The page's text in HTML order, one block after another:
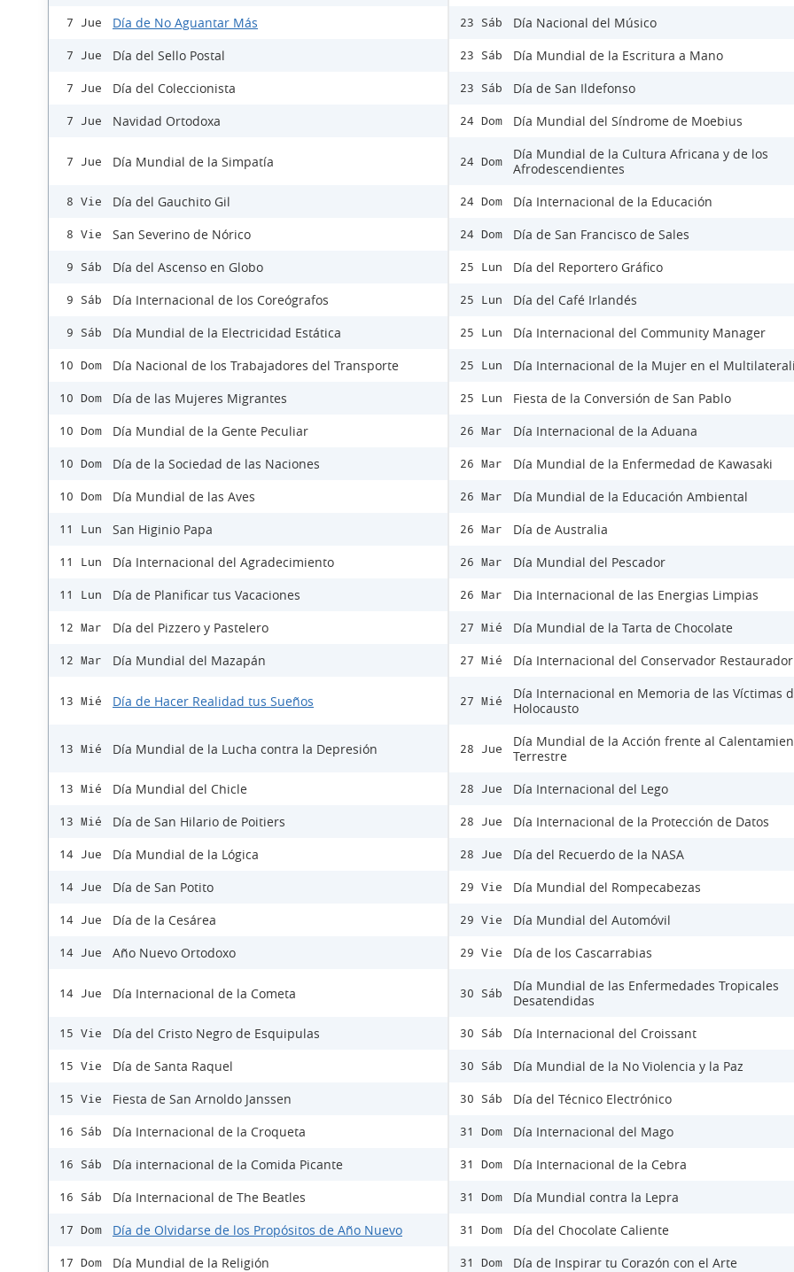
7 Jue Día de No Aguantar Más
7 Jue Día del Sello Postal
7 Jue Día del Coleccionista
7 Jue Navidad Ortodoxa
7 Jue Día Mundial de la Simpatía
8 Vie Día del Gauchito Gil
8 Vie San Severino de Nórico
9 Sáb Día del Ascenso en Globo
9 Sáb Día Internacional de los Coreógrafos
9 Sáb Día Mundial de la Electricidad Estática
10 Dom Día Nacional de los Trabajadores del Transporte
10 Dom Día de las Mujeres Migrantes
10 Dom Día Mundial de la Gente Peculiar
10 Dom Día de la Sociedad de las Naciones
10 Dom Día Mundial de las Aves
11 Lun San Higinio Papa
11 Lun Día Internacional del Agradecimiento
11 Lun Día de Planificar tus Vacaciones
12 Mar Día del Pizzero y Pastelero
12 Mar Día Mundial del Mazapán
13 Mié Día de Hacer Realidad tus Sueños
13 Mié Día Mundial de la Lucha contra la Depresión
13 Mié Día Mundial del Chicle
13 Mié Día de San Hilario de Poitiers
14 Jue Día Mundial de la Lógica
14 Jue Día de San Potito
14 Jue Día de la Cesárea
14 Jue Año Nuevo Ortodoxo
14 Jue Día Internacional de la Cometa
15 Vie Día del Cristo Negro de Esquipulas
15 Vie Día de Santa Raquel
15 Vie Fiesta de San Arnoldo Janssen
16 Sáb Día Internacional de la Croqueta
16 Sáb Día internacional de la Comida Picante
16 Sáb Día Internacional de The Beatles
17 Dom Día de Olvidarse de los Propósitos de Año Nuevo
17 Dom Día Mundial de la Religión
23 Sáb Día Nacional del Músico
23 Sáb Día Mundial de la Escritura a Mano
23 Sáb Día de San Ildefonso
24 Dom Día Mundial del Síndrome de Moebius
24 Dom
Día Mundial de la Cultura Africana y de los
Afrodescendientes
24 Dom Día Internacional de la Educación
24 Dom Día de San Francisco de Sales
25 Lun Día del Reportero Gráfico
25 Lun Día del Café Irlandés
25 Lun Día Internacional del Community Manager
25 Lun Día Internacional de la Mujer en el
25 Lun Fiesta de la Conversión de San Pablo
26 Mar Día Internacional de la Aduana
26 Mar Día Mundial de la Enfermedad de Kawasaki
26 Mar Día Mundial de la Educación Ambiental
26 Mar Día de Australia
26 Mar Día Mundial del Pescador
26 Mar Dia Internacional de las Energias Limpias
27 Mié Día Mundial de la Tarta de Chocolate
27 Mié Día Internacional del Conservador Restaurador
27 Mié
Día Internacional en Memoria de las Víctimas
Holocausto
28 Jue
Día Mundial de la Acción frente al
Terrestre
28 Jue Día Internacional del Lego
28 Jue Día Internacional de la Protección de Datos
28 Jue Día del Recuerdo de la NASA
29 Vie Día Mundial del Rompecabezas
29 Vie Día Mundial del Automóvil
29 Vie Día de los Cascarrabias
30 Sáb
Día Mundial de las Enfermedades Tropicales
Desatendidas
30 Sáb Día Internacional del Croissant
30 Sáb Día Mundial de la No Violencia y la Paz
30 Sáb Día del Técnico Electrónico
31 Dom Día Internacional del Mago
31 Dom Día Internacional de la Cebra
31 Dom Día Mundial contra la Lepra
31 Dom Día del Chocolate Caliente
31 Dom Día de Inspirar tu Corazón con el Arte